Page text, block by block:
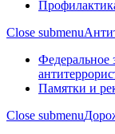
Close submenu
Федеральное
Памятки и
Close submenu